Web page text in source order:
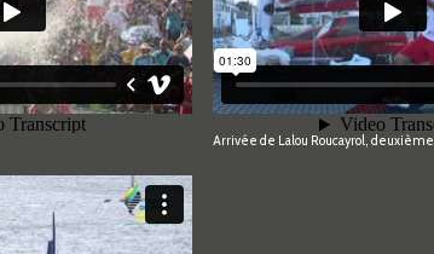
Arrivée de Lalou Roucayrol, deuxième